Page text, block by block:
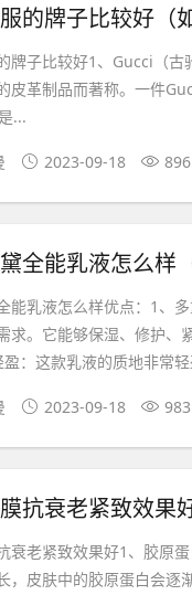
的牌子比较好（
牌子比较好1、Gucci（
皮革制品而著称。一件
...
2023-09-18 896
全能乳液怎么样
能乳液怎么样优点：1、
求。它能够保湿、修护、
：这款乳液的质地非常
2023-09-18 983
抗衰老紧致效果
衰老紧致效果好1、胶原
，皮肤中的胶原蛋白会逐